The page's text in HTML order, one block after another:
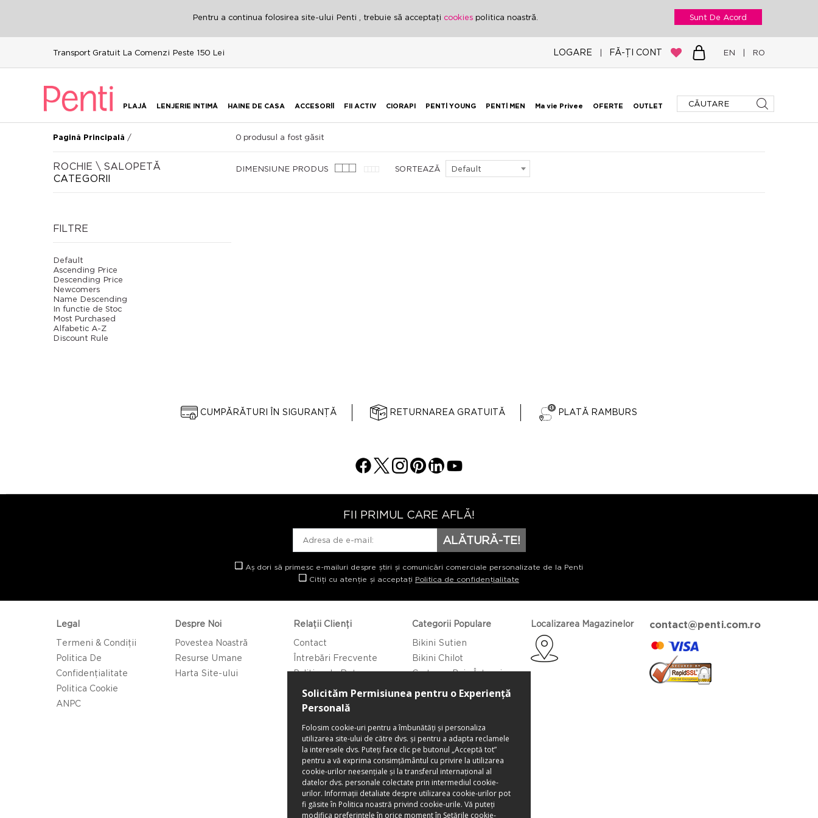
Pentru a continua folosirea site-ului Penti , trebuie să acceptați cookies politica noastră. Sunt De Acord
Transport Gratuit La Comenzi Peste 150 Lei LOGARE | FĂ-ȚI CONT EN | RO
PLAJĂ LENJERIE INTIMĂ HAINE DE CASA ACCESORİİ FII ACTIV CIORAPI PENTİ YOUNG PENTİ MEN Ma vie Privee OFERTE OUTLET
Pagină Principală / 0 produsul a fost găsit
ROCHIE \ SALOPETĂ
CATEGORII
DIMENSIUNE PRODUS SORTEAZĂ Default
FILTRE
Default
Ascending Price
Descending Price
Newcomers
Name Descending
In functie de Stoc
Most Purchased
Alfabetic A-Z
Discount Rule
CUMPĂRĂTURI ÎN SIGURANȚĂ RETURNAREA GRATUITĂ PLATĂ RAMBURS
FII PRIMUL CARE AFLĂ!
ALĂTURĂ-TE!
Aș dori să primesc e-mailuri despre știri și comunicări comerciale personalizate de la Penti
Citiți cu atenție și acceptați Politica de confidențialitate
Legal
Termeni & Condiții
Politica De
Confidențialitate
Politica Cookie
ANPC
Despre Noi
Povestea Noastră
Resurse Umane
Harta Site-ului
Relații Clienți
Contact
Întrebări Frecvente
Politica de Returnare
Categorii Populare
Bikini Sutien
Bikini Chilot
Costume Baie Întregi
Caftan/Pareo
Pantaloni de Plajă
Pantaloni Scurti de Plajă
Fuste de Plajă
Genți pentru plajă
Șăpci
Lenjerie intimă
Localizarea Magazinelor contact@penti.com.ro